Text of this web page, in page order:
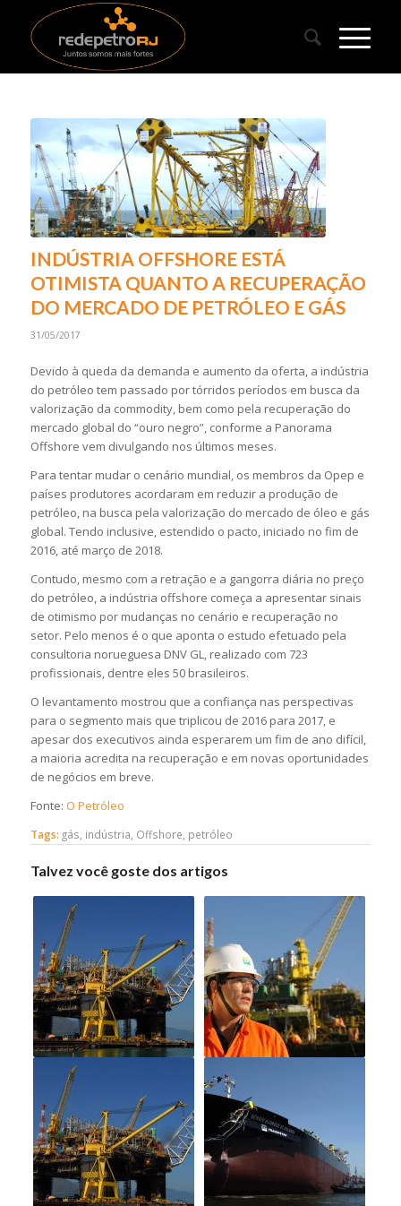
INDÚSTRIA OFFSHORE ESTÁ
OTIMISTA QUANTO A RECUPERAÇÃO
DO MERCADO DE PETRÓLEO E GÁS
31/05/2017
Devido à queda da demanda e aumento da oferta, a indústria
do petróleo tem passado por tórridos períodos em busca da
valorização da commodity, bem como pela recuperação do
mercado global do “ouro negro”, conforme a Panorama
Offshore vem divulgando nos últimos meses.
Para tentar mudar o cenário mundial, os membros da Opep e
países produtores acordaram em reduzir a produção de
petróleo, na busca pela valorização do mercado de óleo e gás
global. Tendo inclusive, estendido o pacto, iniciado no fim de
2016, até março de 2018.
Contudo, mesmo com a retração e a gangorra diária no preço
do petróleo, a indústria offshore começa a apresentar sinais
de otimismo por mudanças no cenário e recuperação no
setor. Pelo menos é o que aponta o estudo efetuado pela
consultoria norueguesa DNV GL, realizado com 723
profissionais, dentre eles 50 brasileiros.
O levantamento mostrou que a confiança nas perspectivas
para o segmento mais que triplicou de 2016 para 2017, e
apesar dos executivos ainda esperarem um fim de ano difícil,
a maioria acredita na recuperação e em novas oportunidades
de negócios em breve.
Fonte: O Petróleo
Tags: gás indústria Offshore petróleo
Talvez você goste dos artigos